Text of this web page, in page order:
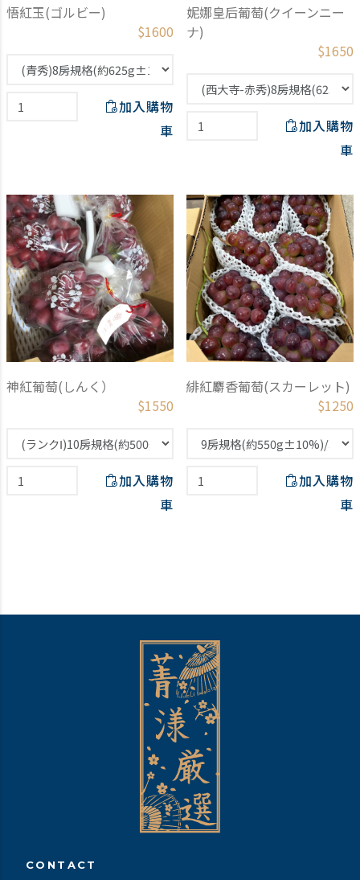
悟紅玉(ゴルビー)
$1600
加入購物
車
妮娜皇后葡萄(クイーンニー
ナ)
$1650
加入購物
車
神紅葡萄(しんく）
$1550
加入購物
車
緋紅麝香葡萄(スカーレット)
$1250
加入購物
車
CONTACT